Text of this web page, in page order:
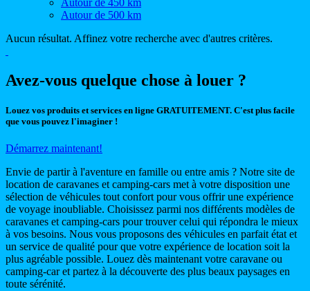
Autour de 450 km
Autour de 500 km
Aucun résultat. Affinez votre recherche avec d'autres critères.
Avez-vous quelque chose à louer ?
Louez vos produits et services en ligne GRATUITEMENT. C'est plus facile
que vous pouvez l'imaginer !
Démarrez maintenant!
Envie de partir à l'aventure en famille ou entre amis ? Notre site de
location de caravanes et camping-cars met à votre disposition une
sélection de véhicules tout confort pour vous offrir une expérience
de voyage inoubliable. Choisissez parmi nos différents modèles de
caravanes et camping-cars pour trouver celui qui répondra le mieux
à vos besoins. Nous vous proposons des véhicules en parfait état et
un service de qualité pour que votre expérience de location soit la
plus agréable possible. Louez dès maintenant votre caravane ou
camping-car et partez à la découverte des plus beaux paysages en
toute sérénité.